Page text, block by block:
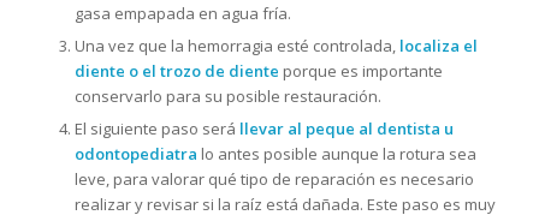
gasa empapada en agua fría.
Una vez que la hemorragia esté controlada, localiza el
diente o el trozo de diente porque es importante
conservarlo para su posible restauración.
El siguiente paso será llevar al peque al dentista u
odontopediatra lo antes posible aunque la rotura sea
leve, para valorar qué tipo de reparación es necesario
realizar y revisar si la raíz está dañada. Este paso es muy